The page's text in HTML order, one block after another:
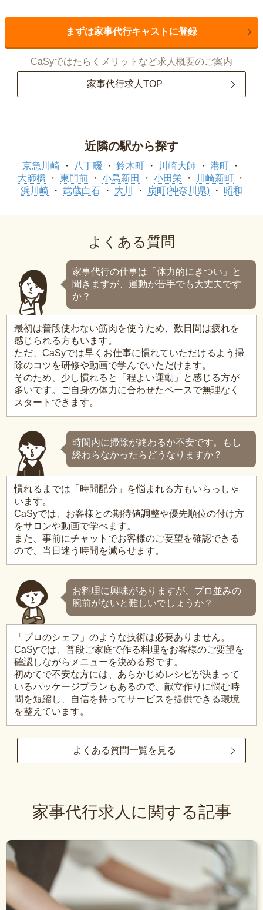
まずは家事代行キャストに登録
CaSyではたらくメリットなど求人概要のご案内
家事代行求人TOP
近隣の駅から探す
京急川崎 八丁畷 鈴木町 川崎大師
港町
大師橋
東門前 小島新田 小田栄
川崎新町
浜川崎
武蔵白石 大川 扇町(神奈川県) 昭和
よくある質問
家事代行の仕事は「体力的にきつい」と
聞きますが、運動が苦手でも大丈夫です
か？
最初は普段使わない筋肉を使うため、数日間は疲れを
感じられる方もいます。
ただ、CaSyでは早くお仕事に慣れていただけるよう掃
除のコツを研修や動画で学んでいただけます。
そのため、少し慣れると「程よい運動」と感じる方が
多いです。ご自身の体力に合わせたペースで無理なく
スタートできます。
時間内に掃除が終わるか不安です。もし
終わらなかったらどうなりますか？
慣れるまでは「時間配分」を悩まれる方もいらっしゃ
います。
CaSyでは、お客様との期待値調整や優先順位の付け方
をサロンや動画で学べます。
また、事前にチャットでお客様のご要望を確認できる
ので、当日迷う時間を減らせます。
お料理に興味がありますが、プロ並みの
腕前がないと難しいでしょうか？
「プロのシェフ」のような技術は必要ありません。
CaSyでは、普段ご家庭で作る料理をお客様のご要望を
確認しながらメニューを決める形です。
初めてで不安な方には、あらかじめレシピが決まって
いるパッケージプランもあるので、献立作りに悩む時
間を短縮し、自信を持ってサービスを提供できる環境
を整えています。
よくある質問一覧を見る
家事代行求人に関する記事